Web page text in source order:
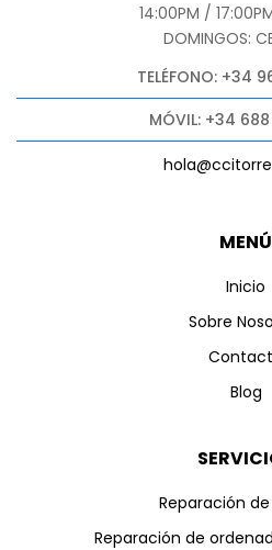
MENÚ
Inicio
Sobre
Blog
Reparación
Reparación de
14:00PM /
DOMINGOS:
TELÉFONO: +34
MÓVIL: +34